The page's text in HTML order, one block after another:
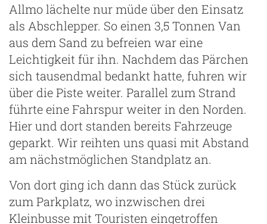
Allmo lächelte nur müde über den Einsatz
als Abschlepper. So einen 3,5 Tonnen Van
aus dem Sand zu befreien war eine
Leichtigkeit für ihn. Nachdem das Pärchen
sich tausendmal bedankt hatte, fuhren wir
über die Piste weiter. Parallel zum Strand
führte eine Fahrspur weiter in den Norden.
Hier und dort standen bereits Fahrzeuge
geparkt. Wir reihten uns quasi mit Abstand
am nächstmöglichen Standplatz an.
Von dort ging ich dann das Stück zurück
zum Parkplatz, wo inzwischen drei
Kleinbusse mit Touristen eingetroffen